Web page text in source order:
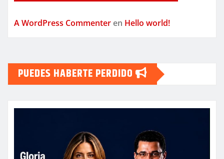
A WordPress Commenter en Hello world!
PUEDES HABERTE PERDIDO